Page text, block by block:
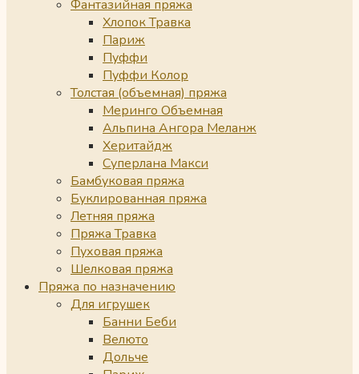
Фантазийная пряжа
Хлопок Травка
Париж
Пуффи
Пуффи Колор
Толстая (объемная) пряжа
Меринго Объемная
Альпина Ангора Меланж
Херитайдж
Суперлана Макси
Бамбуковая пряжа
Буклированная пряжа
Летняя пряжа
Пряжа Травка
Пуховая пряжа
Шелковая пряжа
Пряжа по назначению
Для игрушек
Банни Беби
Велюто
Дольче